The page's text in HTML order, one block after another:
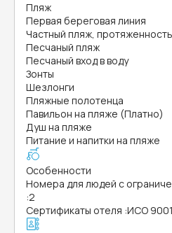
Пляж
Первая береговая линия
Частный пляж,
Песчаный пляж
Песчаный вход в воду
Зонты
Шезлонги
Пляжные полотенца
Павильон на пляже (Платно)
Душ на пляже
Питание и напитки на пляже
Особенности
Номера для людей с
:2
Сертификаты отеля :ИСО